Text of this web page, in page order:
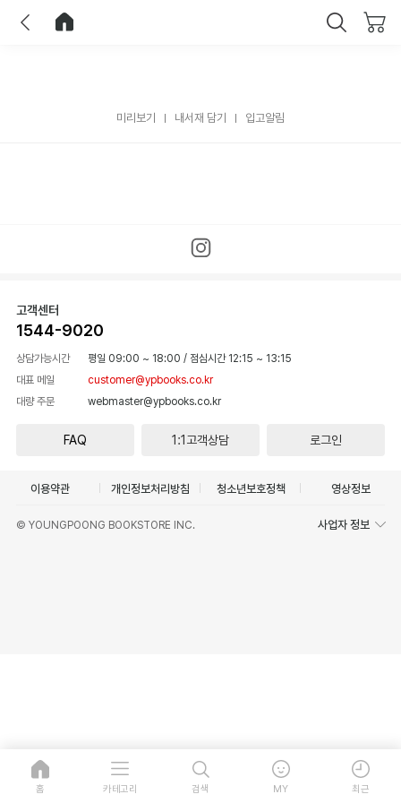
미리보기 내서재 담기 입고알림
고객센터
1544-9020
상담가능시간 평일 09:00 ~ 18:00 / 점심시간 12:15 ~ 13:15
대표 메일
customer@ypbooks.co.kr
대량 주문
webmaster@ypbooks.co.kr
FAQ 1:1고객상담 로그인
이용약관 개인정보처리방침 청소년보호정책 영상정보
© YOUNGPOONG BOOKSTORE INC. 사업자 정보
홈 카테고리 검색 MY 최근